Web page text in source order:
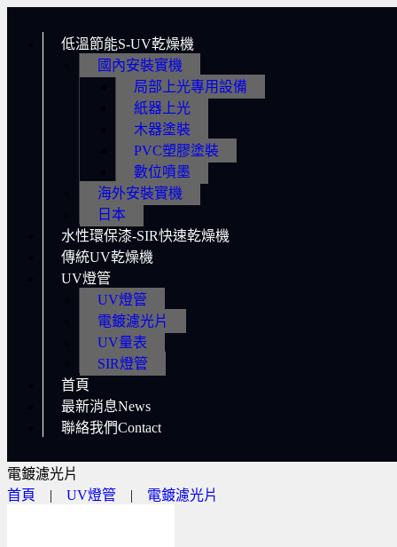
低溫節能S-UV乾燥機
國內安裝實機
局部上光專用設備
紙器上光
木器塗裝
PVC塑膠塗裝
數位噴墨
海外安裝實機
日本
水性環保漆-SIR快速乾燥機
傳統UV乾燥機
UV燈管
UV燈管
電鍍濾光片
UV量表
SIR燈管
首頁
最新消息News
聯絡我們Contact
電鍍濾光片
首頁
| UV燈管 | 電鍍濾光片